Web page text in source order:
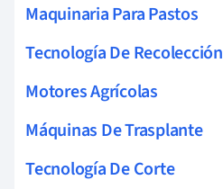
Maquinaria Para Pastos
Tecnología De Recolección
Motores Agrícolas
Máquinas De Trasplante
Tecnología De Corte